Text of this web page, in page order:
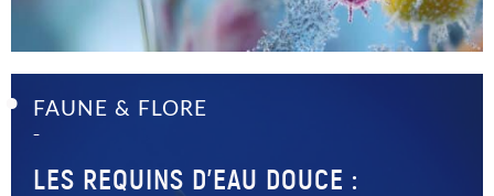
FAUNE & FLORE
–
LES REQUINS D’EAU DOUCE :